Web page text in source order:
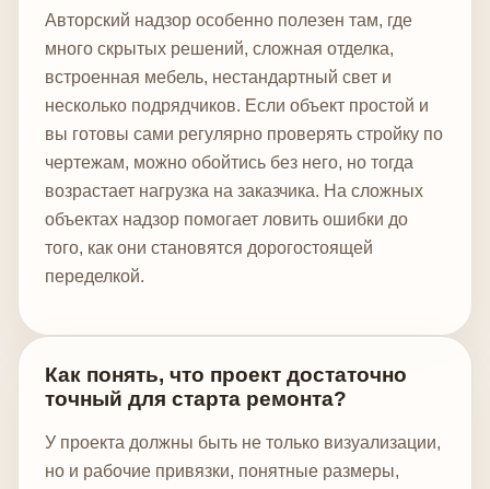
Авторский надзор особенно полезен там, где
много скрытых решений, сложная отделка,
встроенная мебель, нестандартный свет и
несколько подрядчиков. Если объект простой и
вы готовы сами регулярно проверять стройку по
чертежам, можно обойтись без него, но тогда
возрастает нагрузка на заказчика. На сложных
объектах надзор помогает ловить ошибки до
того, как они становятся дорогостоящей
переделкой.
Как понять, что проект достаточно
точный для старта ремонта?
У проекта должны быть не только визуализации,
но и рабочие привязки, понятные размеры,